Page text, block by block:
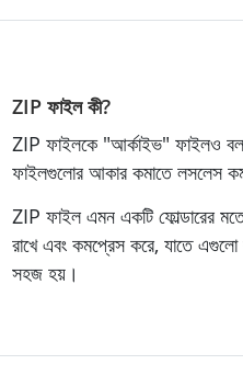
ZIP ফাইল কী?
ZIP ফাইলকে "আর্কাইভ" ফাইলও
ফাইলগুলোর আকার কমাতে লসলেস
ZIP ফাইল এমন একটি ফোল্ডারের
রাখে এবং কমপ্রেস করে, যাতে
সহজ হয়।